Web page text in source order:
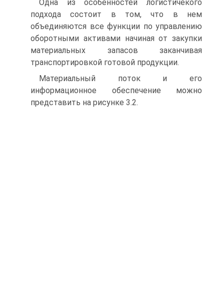
Одна из особенностей логистичекого
подхода состоит в том, что в нем
объединяются все функции по управлению
оборотными активами начиная от закупки
материальных запасов заканчивая
транспортировкой готовой продукции.
Материальный поток и его
информационное обеспечение можно
представить на рисунке 3.2.